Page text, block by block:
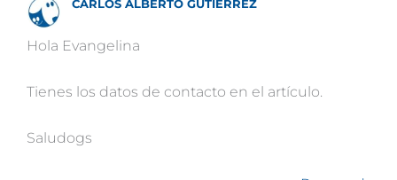
CARLOS ALBERTO GUTIÉRREZ
Hola Evangelina
Tienes los datos de contacto en el artículo.
Saludogs